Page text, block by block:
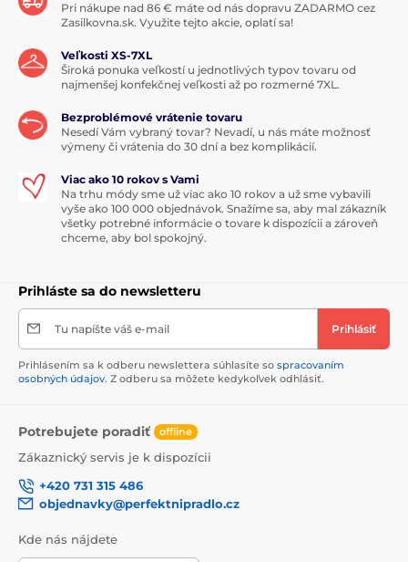
Pri nákupe nad 86 € máte od nás dopravu ZADARMO cez
Zasilkovna.sk. Využite tejto akcie, oplatí sa!
Veľkosti XS-7XL
Široká ponuka veľkostí u jednotlivých typov tovaru od
najmenšej konfekčnej veľkosti až po rozmerné 7XL.
Bezproblémové vrátenie tovaru
Nesedí Vám vybraný tovar? Nevadí, u nás máte možnosť
výmeny či vrátenia do 30 dní a bez komplikácií.
Viac ako 10 rokov s Vami
Na trhu módy sme už viac ako 10 rokov a už sme vybavili
vyše ako 100 000 objednávok. Snažíme sa, aby mal zákazník
všetky potrebné informácie o tovare k dispozícii a zároveň
chceme, aby bol spokojný.
Prihláste sa do newsletteru
Tu napíšte váš e-mail Prihlásiť
Prihlásením sa k odberu newslettera súhlasíte so spracovaním
osobných údajov. Z odberu sa môžete kedykoľvek odhlásiť.
Potrebujete poradiť offline
Zákaznický servis je k dispozícii
+420 731 315 486
objednavky@perfektnipradlo.cz
Kde nás nájdete